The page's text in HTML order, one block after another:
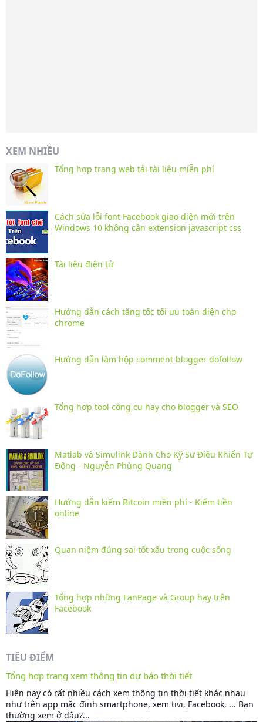
XEM NHIỀU
Tổng hợp trang web tải tài liệu miễn phí
Cách sửa lỗi font Facebook giao diện mới trên
Windows 10 không cần extension javascript css
Tài liệu điện tử
Hướng dẫn cách tăng tốc tối ưu toàn diện cho
chrome
Hướng dẫn làm hộp comment blogger dofollow
Tổng hợp tool công cụ hay cho blogger và SEO
Matlab và Simulink Dành Cho Kỹ Sư Điều Khiển Tự
Động - Nguyễn Phùng Quang
Hướng dẫn kiếm Bitcoin miễn phí - Kiếm tiền
online
Quan niệm đúng sai tốt xấu trong cuộc sống
Tổng hợp những FanPage và Group hay trên
Facebook
TIÊU ĐIỂM
Tổng hợp trang xem thông tin dự báo thời tiết
Hiện nay có rất nhiều cách xem thông tin thời tiết khác nhau
như trên app mặc đinh smartphone, xem tivi, Facebook, ... Bạn
thường xem ở đâu?...